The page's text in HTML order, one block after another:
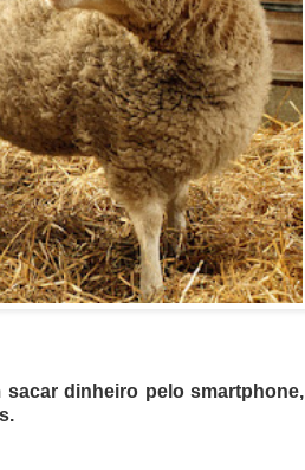
dinheiro pelo smartphone,